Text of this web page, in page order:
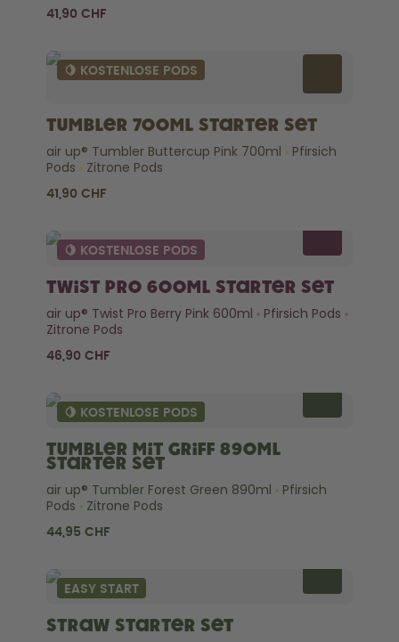
41,90 CHF
🍋 KOSTENLOSE PODS
Tumbler 700ml Starter Set
air up® Tumbler Buttercup Pink 700ml
Pfirsich
Pods
Zitrone Pods
41,90 CHF
🍋 KOSTENLOSE PODS
Twist Pro 600ml Starter Set
air up® Twist Pro Berry Pink 600ml
Pfirsich Pods
Zitrone Pods
46,90 CHF
🍋 KOSTENLOSE PODS
Tumbler mit Griff 890ml
Starter Set
air up® Tumbler Forest Green 890ml
Pfirsich
Pods
Zitrone Pods
44,95 CHF
EASY START
Straw Starter Set